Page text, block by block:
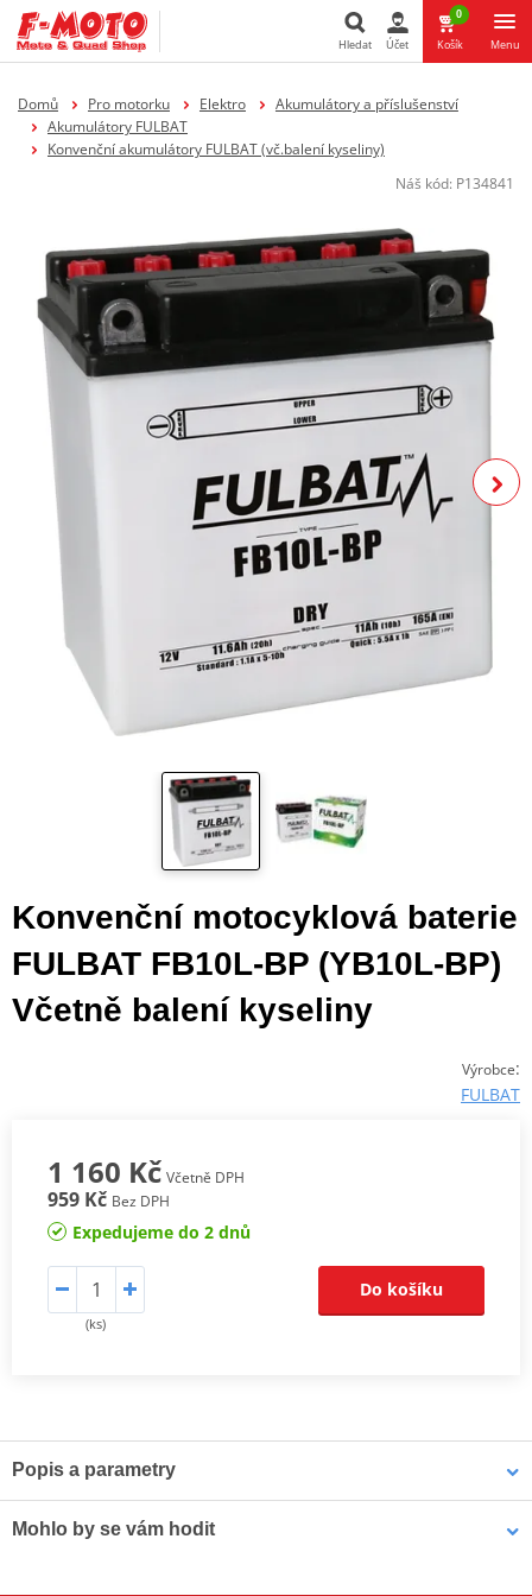
Hledat
Hledat Účet
0
Košík Menu
Domů Pro motorku Elektro
Akumulátory a příslušenství
Akumulátory FULBAT
Konvenční akumulátory FULBAT (vč.balení kyseliny)
Náš kód: P134841
Konvenční motocyklová baterie
FULBAT FB10L-BP (YB10L-BP)
Včetně balení kyseliny
Výrobce:
FULBAT
1 160 Kč Včetně DPH
959 Kč Bez DPH
Expedujeme do 2 dnů
(ks)
Do košíku
Popis a parametry
kterézakazuje prodej baterií obsahující elektrolyt koncovému
Mohlo by se vám hodit